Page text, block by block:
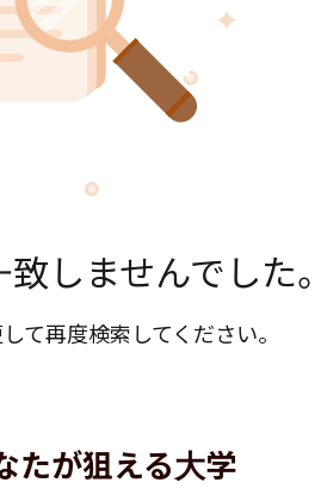
しませんでした。
て再度検索してください。
たが狙える大学